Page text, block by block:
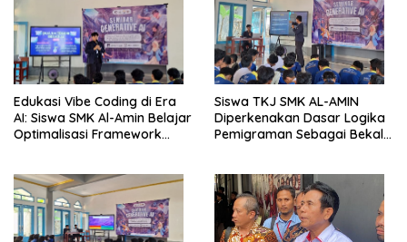
Edukasi Vibe Coding di Era
AI: Siswa SMK Al-Amin Belajar
Optimalisasi Framework
Siswa TKJ SMK AL-AMIN
Diperkenakan Dasar Logika
Pemigraman Sebagai Bekal